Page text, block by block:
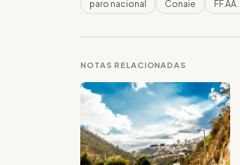
paro nacional Conaie FF.AA.
NOTAS RELACIONADAS